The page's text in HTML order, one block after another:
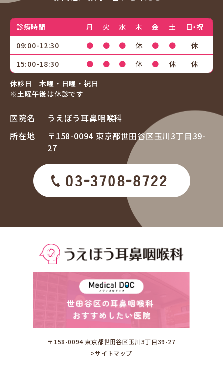
診療時間 月 火 水 木 金 土
日・祝
09:00-12:30
● ● ● 休 ● ●
休
15:00-18:30
● ● ● 休 ● 休
休
休診日 木曜・日曜・祝日
※土曜午後は休診です
医院名
うえぼう耳鼻咽喉科
所在地
〒158-0094 東京都世田谷区玉川3丁目39-
27
〒158-0094 東京都世田谷区玉川3丁目39-27
>サイトマップ